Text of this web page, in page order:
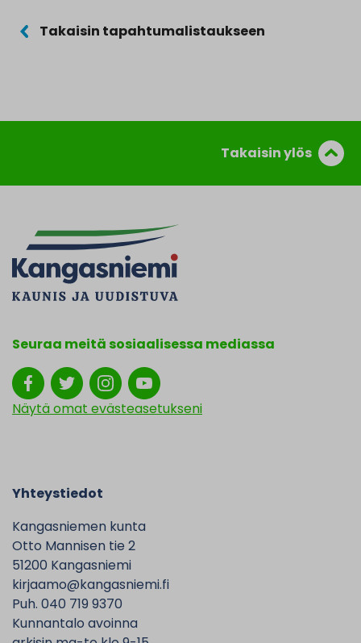
Takaisin tapahtumalistaukseen
Takaisin ylös
Seuraa meitä sosiaalisessa mediassa
Näytä omat evästeasetukseni
Yhteystiedot
Kangasniemen kunta
Otto Mannisen tie 2
51200 Kangasniemi
kirjaamo@kangasniemi.fi
Puh. 040 719 9370
Kunnantalo avoinna